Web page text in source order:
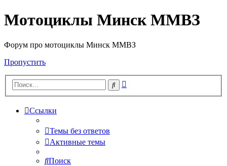
Мотоциклы Минск ММВЗ
Форум про мотоциклы Минск ММВЗ
Пропустить
Поиск
Ссылки
Темы без ответов
Активные темы
Поиск